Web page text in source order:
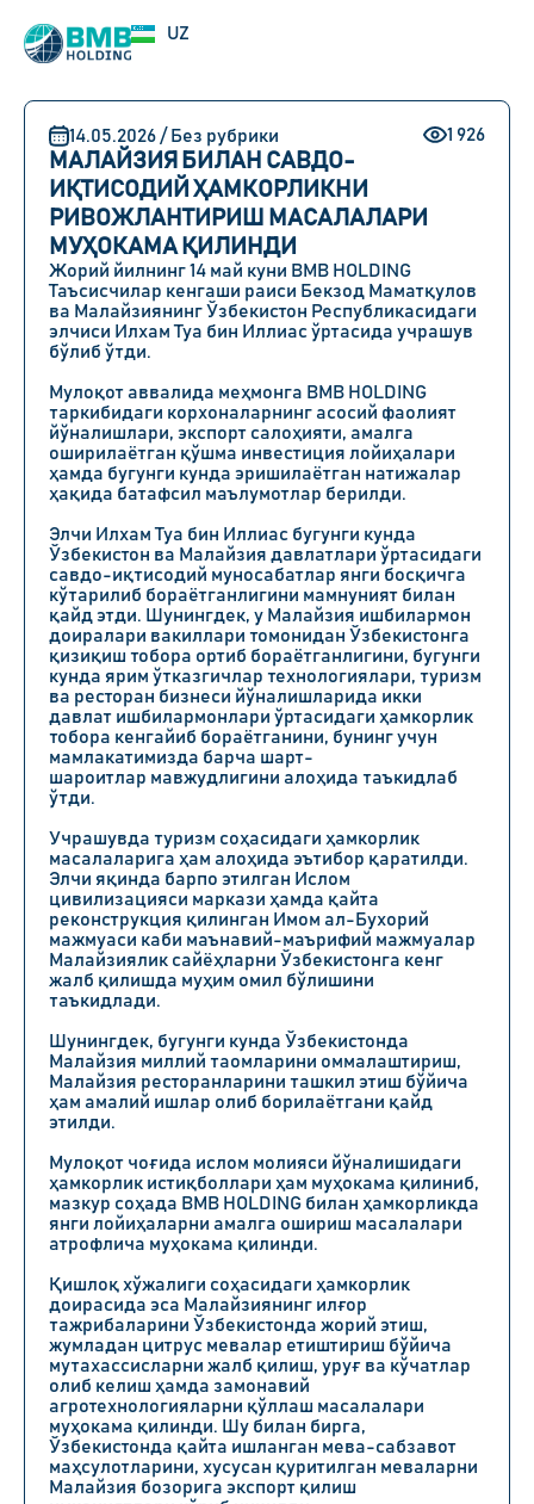
UZ
EN
14.05.2026 / Без рубрики 1 926
МАЛАЙЗИЯ БИЛАН САВДО-
ИҚТИСОДИЙ ҲАМКОРЛИКНИ
РИВОЖЛАНТИРИШ МАСАЛАЛАРИ
МУҲОКАМА ҚИЛИНДИ
Жорий йилнинг 14 май куни BMB HOLDING
Таъсисчилар кенгаши раиси Бекзод Маматқулов
ва Малайзиянинг Ўзбекистон Республикасидаги
элчиси Илхам Туа бин Иллиас ўртасида учрашув
бўлиб ўтди.
Мулоқот аввалида меҳмонга BMB HOLDING
таркибидаги корхоналарнинг асосий фаолият
йўналишлари, экспорт салоҳияти, амалга
оширилаётган қўшма инвестиция лойиҳалари
ҳамда бугунги кунда эришилаётган натижалар
ҳақида батафсил маълумотлар берилди.
Элчи Илхам Туа бин Иллиас бугунги кунда
Ўзбекистон ва Малайзия давлатлари ўртасидаги
савдо-иқтисодий муносабатлар янги босқичга
кўтарилиб бораётганлигини мамнуният билан
қайд этди. Шунингдек, у Малайзия ишбилармон
доиралари вакиллари томонидан Ўзбекистонга
қизиқиш тобора ортиб бораётганлигини, бугунги
кунда ярим ўтказгичлар технологиялари, туризм
ва ресторан бизнеси йўналишларида икки
давлат ишбилармонлари ўртасидаги ҳамкорлик
тобора кенгайиб бораётганини, бунинг учун
мамлакатимизда барча шарт-
шароитлар мавжудлигини алоҳида таъкидлаб
ўтди.
Учрашувда туризм соҳасидаги ҳамкорлик
масалаларига ҳам алоҳида эътибор қаратилди.
Элчи яқинда барпо этилган Ислом
цивилизацияси маркази ҳамда қайта
реконструкция қилинган Имом ал-Бухорий
мажмуаси каби маънавий-маърифий мажмуалар
Малайзиялик сайёҳларни Ўзбекистонга кенг
жалб қилишда муҳим омил бўлишини
таъкидлади.
Шунингдек, бугунги кунда Ўзбекистонда
Малайзия миллий таомларини оммалаштириш,
Малайзия ресторанларини ташкил этиш бўйича
ҳам амалий ишлар олиб борилаётгани қайд
этилди.
Мулоқот чоғида ислом молияси йўналишидаги
ҳамкорлик истиқболлари ҳам муҳокама қилиниб,
мазкур соҳада BMB HOLDING билан ҳамкорликда
янги лойиҳаларни амалга ошириш масалалари
атрофлича муҳокама қилинди.
Қишлоқ хўжалиги соҳасидаги ҳамкорлик
доирасида эса Малайзиянинг илғор
тажрибаларини Ўзбекистонда жорий этиш,
жумладан цитрус мевалар етиштириш бўйича
мутахассисларни жалб қилиш, уруғ ва кўчатлар
олиб келиш ҳамда замонавий
агротехнологияларни қўллаш масалалари
муҳокама қилинди. Шу билан бирга,
Ўзбекистонда қайта ишланган мева-сабзавот
маҳсулотларини, хусусан қуритилган меваларни
Малайзия бозорига экспорт қилиш